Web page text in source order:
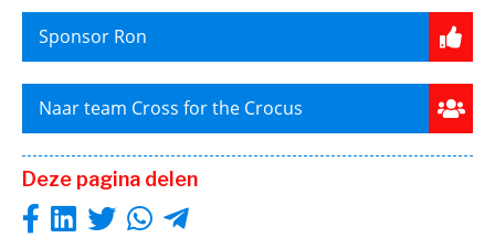
Sponsor Ron
Naar team Cross for the Crocus
Deze pagina delen